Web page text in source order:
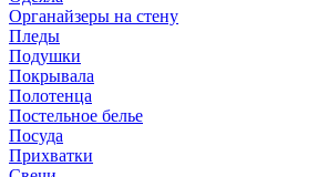
Органайзеры на стену
Пледы
Подушки
Покрывала
Полотенца
Постельное белье
Посуда
Прихватки